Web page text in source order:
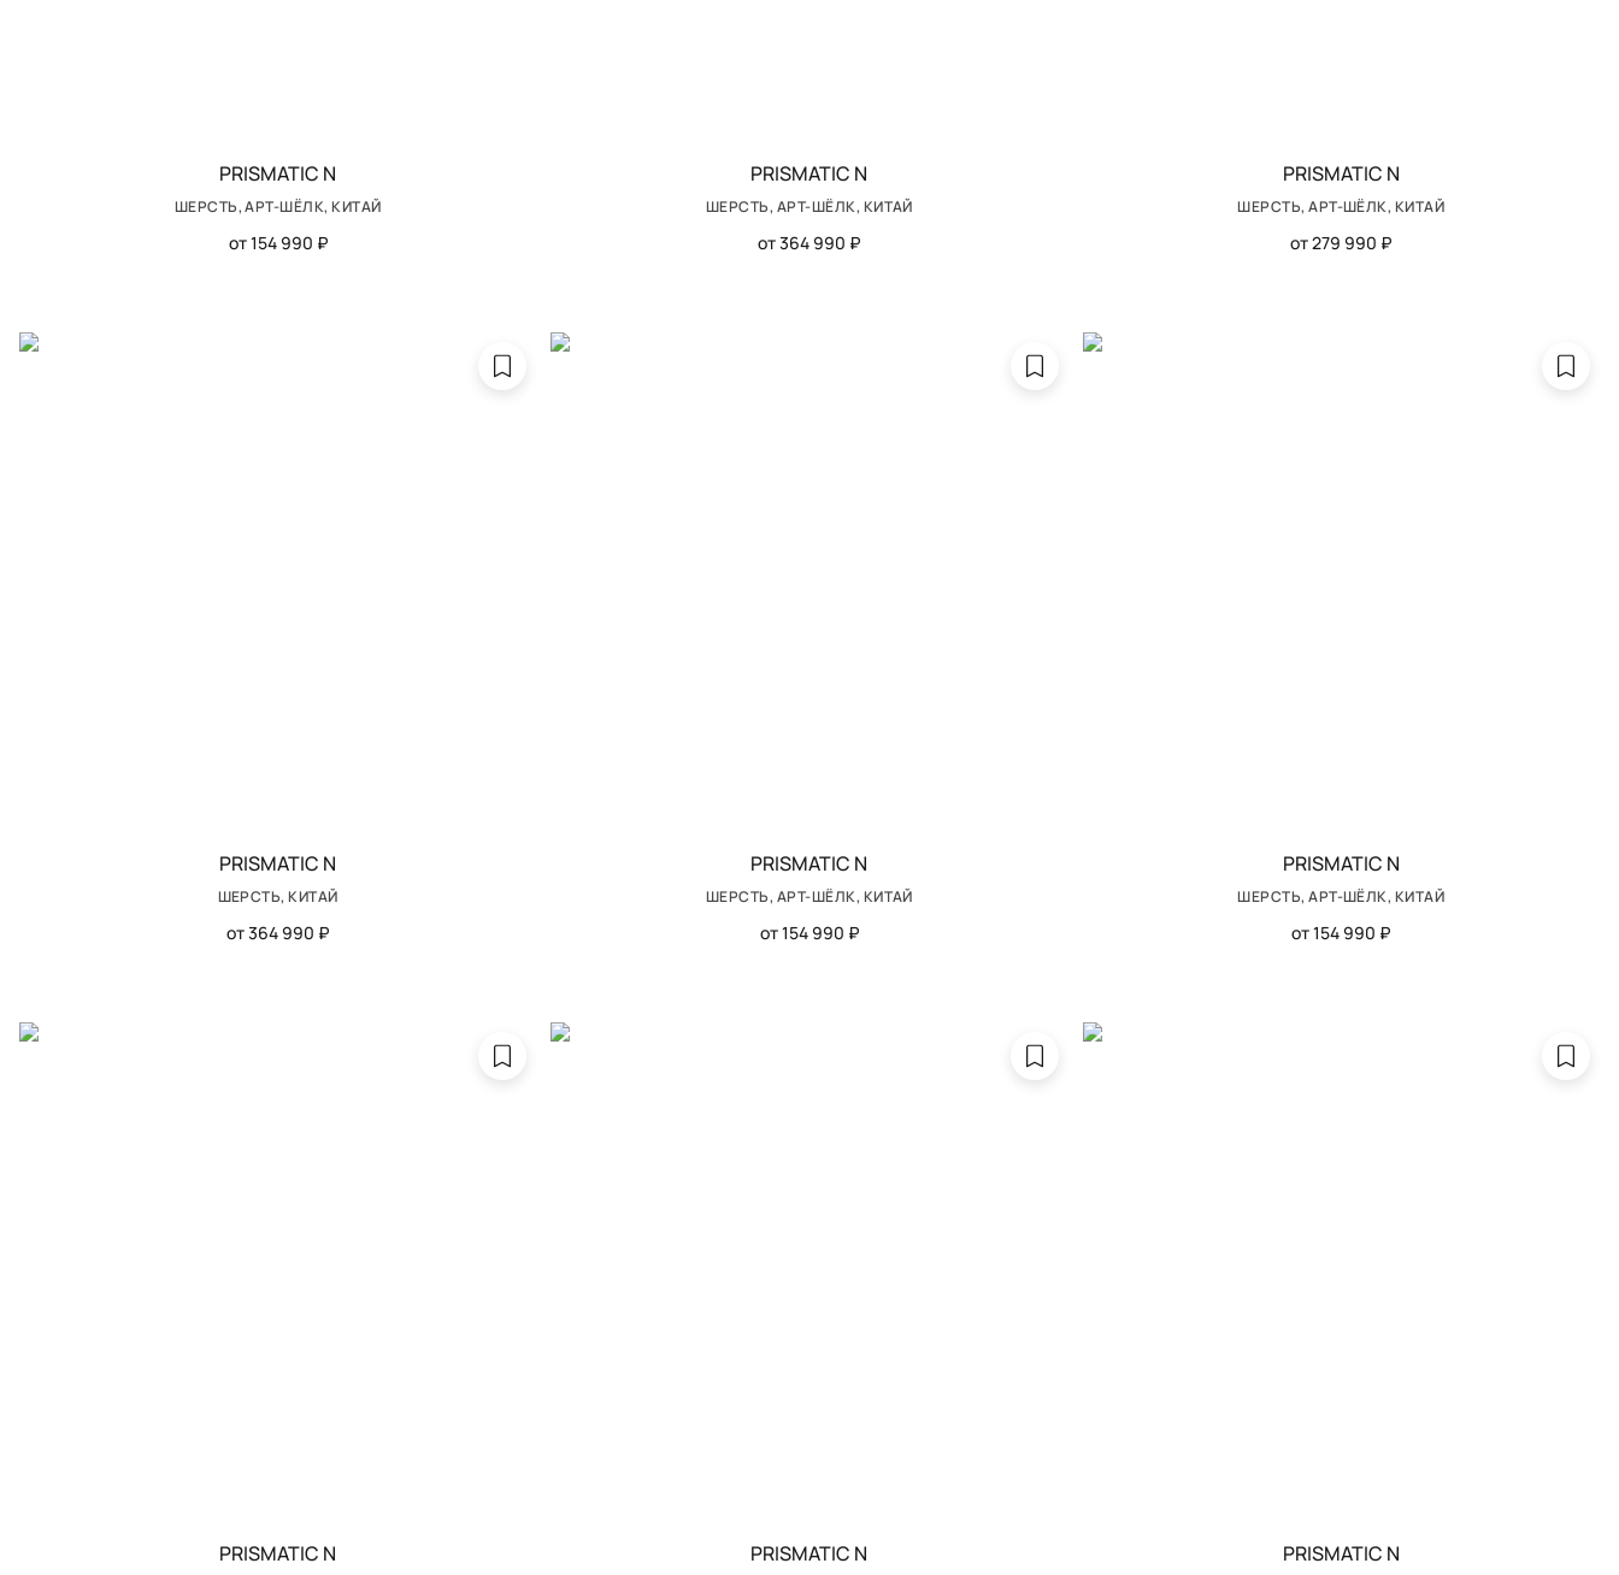
PRISMATIC N
ШЕРСТЬ, АРТ-ШЁЛК, КИТАЙ
от 154 990 ₽
PRISMATIC N
ШЕРСТЬ, АРТ-ШЁЛК, КИТАЙ
от 364 990 ₽
PRISMATIC N
ШЕРСТЬ, АРТ-ШЁЛК, КИТАЙ
от 279 990 ₽
PRISMATIC N
ШЕРСТЬ, КИТАЙ
от 364 990 ₽
PRISMATIC N
ШЕРСТЬ, АРТ-ШЁЛК, КИТАЙ
от 154 990 ₽
PRISMATIC N
ШЕРСТЬ, АРТ-ШЁЛК, КИТАЙ
от 154 990 ₽
PRISMATIC N PRISMATIC N PRISMATIC N